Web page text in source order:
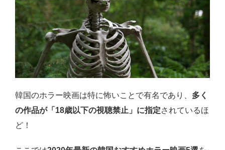
韓国のホラー映画は特に怖いことで有名であり、 多く
の作品が「18歳以下の視聴禁止」に指定されているほ
ど！